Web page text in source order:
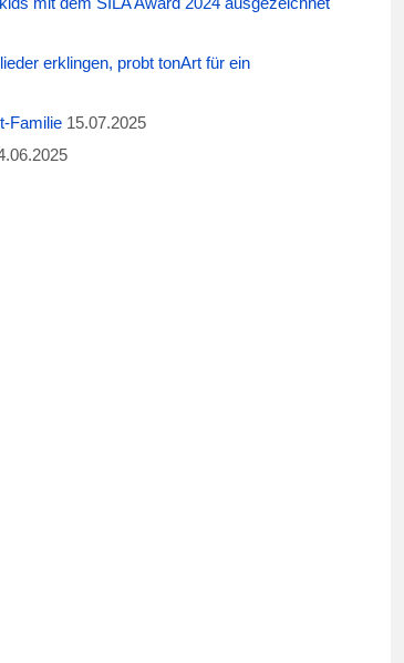
erklingen, probt tonArt für ein
Familie 15.07.2025